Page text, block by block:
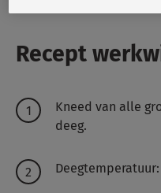
Recept
Kneed van alle
deeg.